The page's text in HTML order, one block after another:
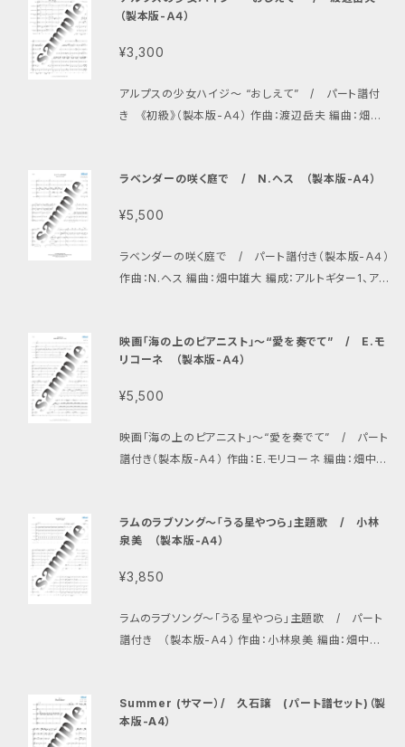
（製本版-Ａ４）
¥3,300
アルプスの少女ハイジ〜 “おしえて” / パート譜付
き 《初級》（製本版-Ａ４） 作曲：渡辺岳夫 編曲：畑中
スギター、コントラバスギター、ギタロン、タンバリン
ラベンダーの咲く庭で / N.ヘス （製本版-Ａ４）
¥5,500
ラベンダーの咲く庭で / パート譜付き（製本版-Ａ４）
作曲：N.ヘス 編曲：畑中雄大 編成：アルトギター1、アル
映画「海の上のピアニスト」〜“愛を奏でて” / E.モ
リコーネ （製本版-Ａ４）
¥5,500
映画「海の上のピアニスト」〜“愛を奏でて” / パート
譜付き（製本版-Ａ４） 作曲：E.モリコーネ 編曲：畑中雄
ギタロン
ラムのラブソング〜「うる星やつら」主題歌 / 小林
泉美 （製本版-Ａ４）
¥3,850
ラムのラブソング〜「うる星やつら」主題歌 / パート
譜付き （製本版-Ａ４） 作曲：小林泉美 編曲：畑中雄
ェンバロギター、パーカッション
Summer (サマー）/ 久石譲 (パート譜セット)（製
本版-A4）